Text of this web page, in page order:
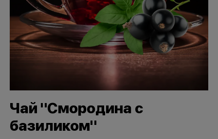
Чай "Смородина с
базиликом"